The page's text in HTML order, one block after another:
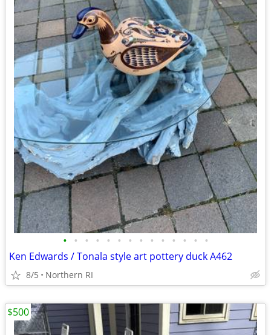
• • • • • • • • • • • • • •
Ken Edwards / Tonala style art pottery duck A462
8/5 Northern RI
$500